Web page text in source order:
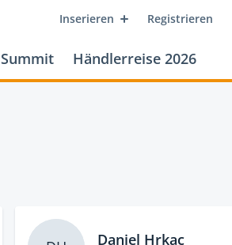
Inserieren Registrieren
Summit Händlerreise 2026
Daniel Hrkac